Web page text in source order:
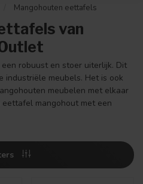
Mangohouten eettafels
van
robuust en stoer uiterlijk. Dit
industriële meubels. Het is ook
meubelen met elkaar
eettafel mangohout met een